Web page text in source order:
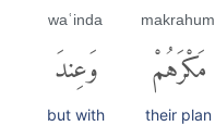
makrahum
مَكْرَهُمْ
their plan
waʿinda
وَعِندَ
but with